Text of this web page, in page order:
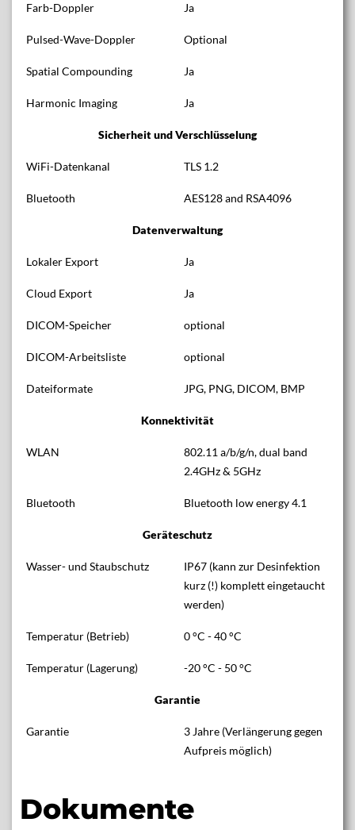
Farb-Doppler Ja
Pulsed-Wave-Doppler Optional
Spatial Compounding Ja
Harmonic Imaging Ja
Sicherheit und Verschlüsselung
WiFi-Datenkanal TLS 1.2
Bluetooth AES128 and RSA4096
Datenverwaltung
Lokaler Export Ja
Cloud Export Ja
DICOM-Speicher optional
DICOM-Arbeitsliste optional
Dateiformate JPG, PNG, DICOM, BMP
Konnektivität
WLAN
802.11 a/b/g/n, dual band
2.4GHz & 5GHz
Bluetooth Bluetooth low energy 4.1
Geräteschutz
Wasser- und Staubschutz
IP67 (kann zur Desinfektion
kurz (!) komplett eingetaucht
werden)
Temperatur (Betrieb) 0 °C - 40 °C
Temperatur (Lagerung) -20 °C - 50 °C
Garantie
Garantie
3 Jahre (Verlängerung gegen
Aufpreis möglich)
Dokumente